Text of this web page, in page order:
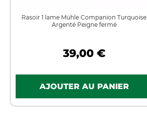
Rasoir 1 lame Mühle Companion Turquoise
Argenté Peigne fermé
39,00 €